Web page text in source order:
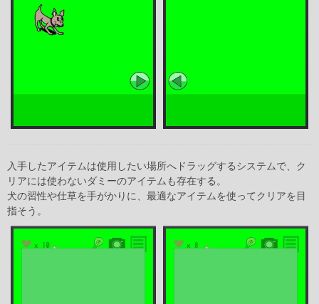
入手したアイテムは使用したい場所へドラッグするシステムで、ク
リアには使わないダミーのアイテムも存在する。
犬の習性や仕草を手がかりに、最適なアイテムを使ってクリアを目
指そう。